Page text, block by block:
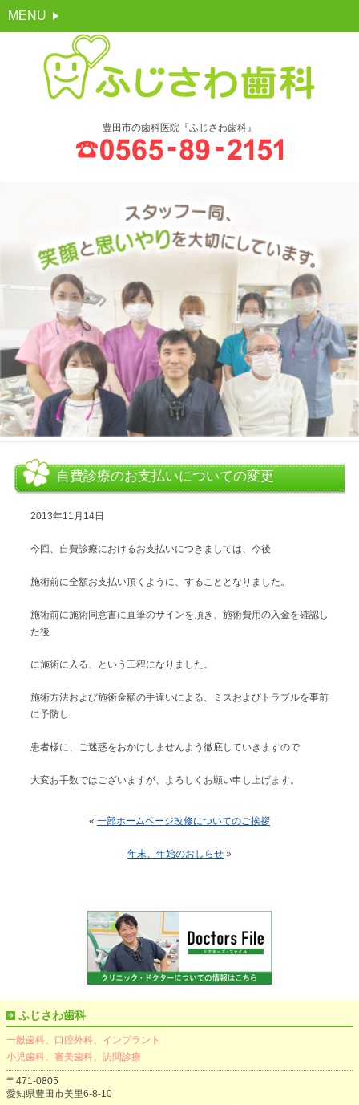
豊田市の歯科医院『ふじさわ歯科』
MENU
自費診療のお支払いについての変更
2013年11月14日
今回、自費診療におけるお支払いにつきましては、今後
施術前に全額お支払い頂くように、することとなりました。
施術前に施術同意書に直筆のサインを頂き、施術費用の入金を確認し
た後
に施術に入る、という工程になりました。
施術方法および施術金額の手違いによる、ミスおよびトラブルを事前
に予防し
患者様に、ご迷惑をおかけしませんよう徹底していきますので
大変お手数ではございますが、よろしくお願い申し上げます。
« 一部ホームページ改修についてのご挨拶
年末、年始のおしらせ »
ふじさわ歯科
一般歯科、口腔外科、インプラント
小児歯科、審美歯科、訪問診療
〒471-0805
愛知県豊田市美里6-8-10